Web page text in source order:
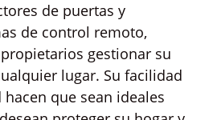
de puertas y
de control remoto,
gestionar su
lugar. Su facilidad
que sean ideales